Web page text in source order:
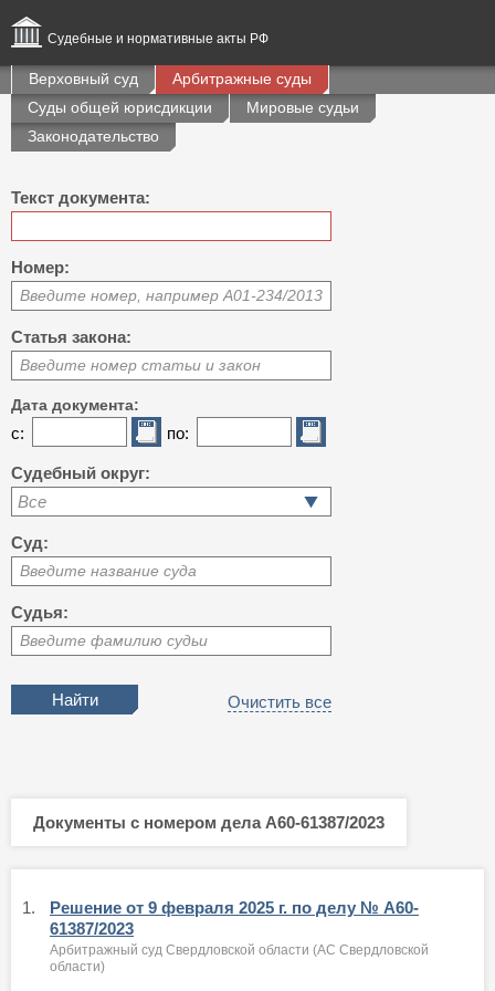
Судебные и нормативные акты РФ
Верховный суд
Арбитражные суды
Суды общей юрисдикции
Мировые судьи
Законодательство
Текст документа:
Номер:
Введите номер, например А01-234/2013
Статья закона:
Введите номер статьи и закон
Дата документа:
с: по:
Судебный округ:
Все
Суд:
Введите название суда
Судья:
Введите фамилию судьи
Очистить все
Документы с номером дела А60-61387/2023
1.
Решение от 9 февраля 2025 г. по делу № А60-
61387/2023
Арбитражный суд Свердловской области (АС Свердловской
области)